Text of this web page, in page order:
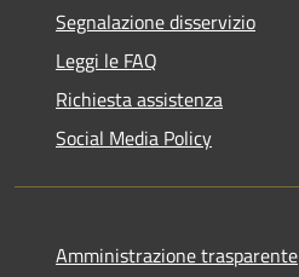
Segnalazione disservizio
Leggi le FAQ
Richiesta assistenza
Social Media Policy
Amministrazione trasparente